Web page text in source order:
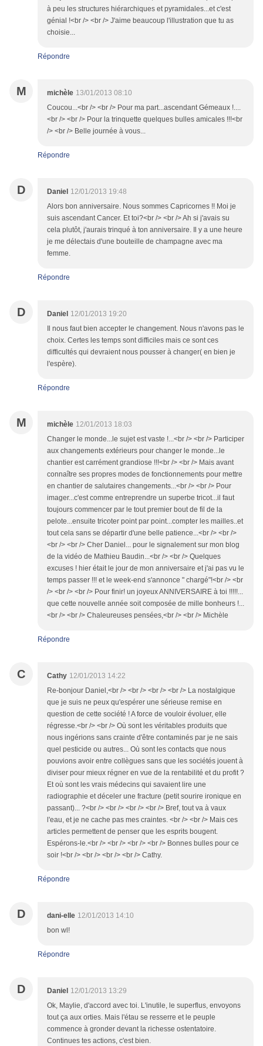
à peu les structures hiérarchiques et pyramidales...et c'est
génial !<br /> <br /> J'aime beaucoup l'illustration que tu as
choisie...
Répondre
M michèle 13/01/2013 08:10
Coucou...<br /> <br /> Pour ma part...ascendant Gémeaux !....
<br /> <br /> Pour la trinquette quelques bulles amicales !!!<br
/> <br /> Belle journée à vous...
Répondre
D Daniel 12/01/2013 19:48
Alors bon anniversaire. Nous sommes Capricornes !! Moi je
suis ascendant Cancer. Et toi?<br /> <br /> Ah si j'avais su
cela plutôt, j'aurais trinqué à ton anniversaire. Il y a une heure
je me délectais d'une bouteille de champagne avec ma
femme.
Répondre
D Daniel 12/01/2013 19:20
Il nous faut bien accepter le changement. Nous n'avons pas le
choix. Certes les temps sont difficiles mais ce sont ces
difficultés qui devraient nous pousser à changer( en bien je
l'espère).
Répondre
M michèle 12/01/2013 18:03
Changer le monde...le sujet est vaste !...<br /> <br /> Participer
aux changements extérieurs pour changer le monde...le
chantier est carrément grandiose !!!<br /> <br /> Mais avant
connaître ses propres modes de fonctionnements pour mettre
en chantier de salutaires changements...<br /> <br /> Pour
imager...c'est comme entreprendre un superbe tricot...il faut
toujours commencer par le tout premier bout de fil de la
pelote...ensuite tricoter point par point...compter les mailles..et
tout cela sans se départir d'une belle patience...<br /> <br />
<br /> <br /> Cher Daniel... pour le signalement sur mon blog
de la vidéo de Mathieu Baudin...<br /> <br /> Quelques
excuses ! hier était le jour de mon anniversaire et j'ai pas vu le
temps passer !!! et le week-end s'annonce " chargé"!<br /> <br
/> <br /> <br /> Pour finir! un joyeux ANNIVERSAIRE à toi !!!!!...
que cette nouvelle année soit composée de mille bonheurs !...
<br /> <br /> Chaleureuses pensées,<br /> <br /> Michèle
Répondre
C Cathy 12/01/2013 14:22
Re-bonjour Daniel,<br /> <br /> <br /> <br /> La nostalgique
que je suis ne peux qu'espérer une sérieuse remise en
question de cette société ! A force de vouloir évoluer, elle
régresse.<br /> <br /> Où sont les véritables produits que
nous ingérions sans crainte d'être contaminés par je ne sais
quel pesticide ou autres... Où sont les contacts que nous
pouvions avoir entre collègues sans que les sociétés jouent à
diviser pour mieux régner en vue de la rentabilité et du profit ?
Et où sont les vrais médecins qui savaient lire une
radiographie et déceler une fracture (petit sourire ironique en
passant)... ?<br /> <br /> <br /> <br /> Bref, tout va à vaux
l'eau, et je ne cache pas mes craintes. <br /> <br /> Mais ces
articles permettent de penser que les esprits bougent.
Espérons-le.<br /> <br /> <br /> <br /> Bonnes bulles pour ce
soir !<br /> <br /> <br /> <br /> Cathy.
Répondre
D dani-elle 12/01/2013 14:10
bon wl!
Répondre
D Daniel 12/01/2013 13:29
Ok, Maylie, d'accord avec toi. L'inutile, le superflus, envoyons
tout ça aux orties. Mais l'étau se resserre et le peuple
commence à gronder devant la richesse ostentatoire.
Continues tes actions, c'est bien.